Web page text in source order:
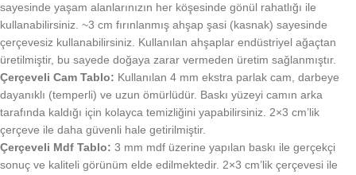
sayesinde yaşam alanlarınızın her köşesinde gönül rahatlığı ile
kullanabilirsiniz. ~3 cm fırınlanmış ahşap şasi (kasnak) sayesinde
çerçevesiz kullanabilirsiniz. Kullanılan ahşaplar endüstriyel ağaçtan
üretilmiştir, bu sayede doğaya zarar vermeden üretim sağlanmıştır.
Çerçeveli Cam Tablo: Kullanılan 4 mm ekstra parlak cam, darbeye
dayanıklı (temperli) ve uzun ömürlüdür. Baskı yüzeyi camın arka
tarafında kaldığı için kolayca temizliğini yapabilirsiniz. 2×3 cm’lik
çerçeve ile daha güvenli hale getirilmiştir.
Çerçeveli Mdf Tablo: 3 mm mdf üzerine yapılan baskı ile gerçekçi
sonuç ve kaliteli görünüm elde edilmektedir. 2×3 cm’lik çerçevesi ile